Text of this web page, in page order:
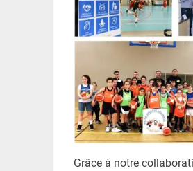
Grâce à notre